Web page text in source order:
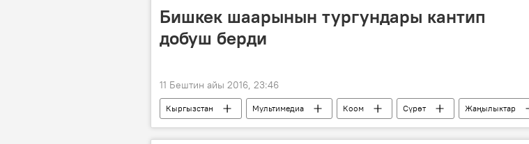
Бишкек шаарынын тургундары кантип
добуш берди
11 Бештин айы 2016, 23:46
Кыргызстан Мультимедиа Коом Сүрөт
Жаңылыктар
Саясат
Бишкек Жергиликтүү кеңештерге шайлоолор
референдум